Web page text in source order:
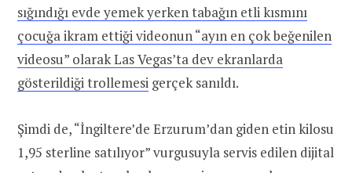
sığındığı evde yemek yerken tabağın etli kısmını
çocuğa ikram ettiği videonun “ayın en çok beğenilen
videosu” olarak Las Vegas’ta dev ekranlarda
gösterildiği trollemesi gerçek sanıldı.
Şimdi de, “İngiltere’de Erzurum’dan giden etin kilosu
1,95 sterline satılıyor” vurgusuyla servis edilen dijital